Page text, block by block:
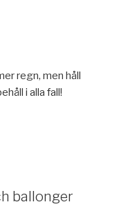
regn, men håll
i alla fall!
ballonger